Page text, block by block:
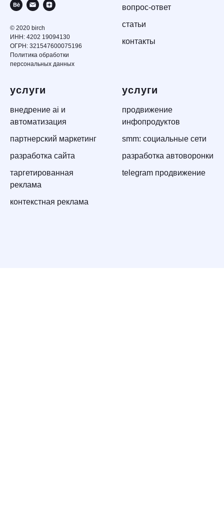
© 2020 birch
ИНН: 4202 19094130
ОГРН: 321547600075196
Политика обработки
персональных данных
вопрос-ответ
статьи
контакты
услуги
внедрение ai и
автоматизация
партнерский маркетинг
разработка сайта
таргетированная
реклама
контекстная реклама
услуги
продвижение
инфопродуктов
smm: социальные сети
разработка автоворонки
telegram продвижение